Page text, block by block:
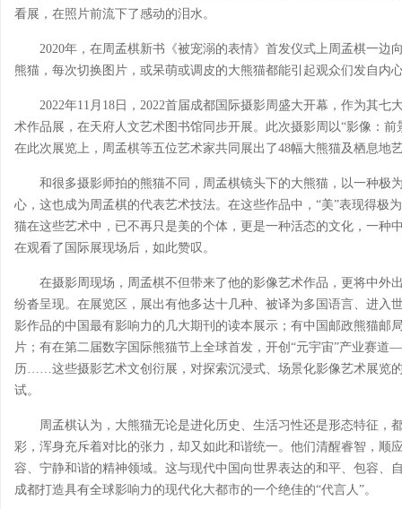
看展，在照片前流下了感动的泪水。
2020年，在周孟棋新书《被宠溺的表情》首发仪式上周孟棋一边
熊猫，每次切换图片，或呆萌或调皮的大熊猫都能引起观众们发自内
2022年11月18日，2022首届成都国际摄影周盛大开幕，作为其
术作品展，在天府人文艺术图书馆同步开展。此次摄影周以“影像：
在此次展览上，周孟棋等五位艺术家共同展出了48幅大熊猫及栖息地
和很多摄影师拍的熊猫不同，周孟棋镜头下的大熊猫，以一种极
心，这也成为周孟棋的代表艺术技法。在这些作品中，“美”表现得极
猫在这些艺术中，已不再只是美的个体，更是一种活态的文化，一种
在观看了国际展现场后，如此赞叹。
在摄影周现场，周孟棋不但带来了他的影像艺术作品，更将中外
纷沓呈现。在展览区，展出有他多达十几种、被译为多国语言、进入
影作品的中国最有影响力的几大期刊的读本展示；有中国邮政熊猫邮
片；有在第二届数字国际熊猫节上全球首发，开创“元宇宙”产业赛
历……这些摄影艺术文创衍展，对探索沉浸式、场景化影像艺术展览
试。
周孟棋认为，大熊猫无论是进化历史、生活习性还是形态特征，
彩，浑身充斥着对比的张力，却又如此和谐统一。他们清醒睿智，顺
容、宁静和谐的精神领域。这与现代中国向世界表达的和平、包容、
成都打造具有全球影响力的现代化大都市的一个绝佳的“代言人”。